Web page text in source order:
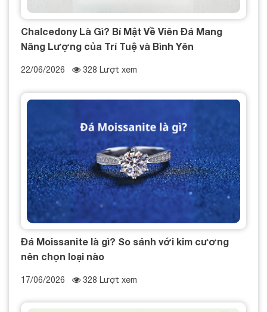
Chalcedony Là Gì? Bí Mật Về Viên Đá Mang
Năng Lượng của Trí Tuệ và Bình Yên
22/06/2026 328 Lượt xem
Đá Moissanite là gì? So sánh với kim cương
nên chọn loại nào
17/06/2026 328 Lượt xem